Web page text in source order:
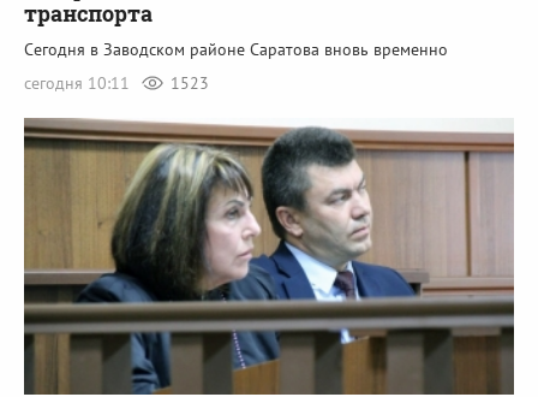
транспорта
Сегодня в Заводском районе Саратова вновь временно
сегодня 10:11
1523